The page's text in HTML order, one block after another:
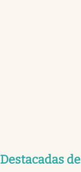
Destacadas